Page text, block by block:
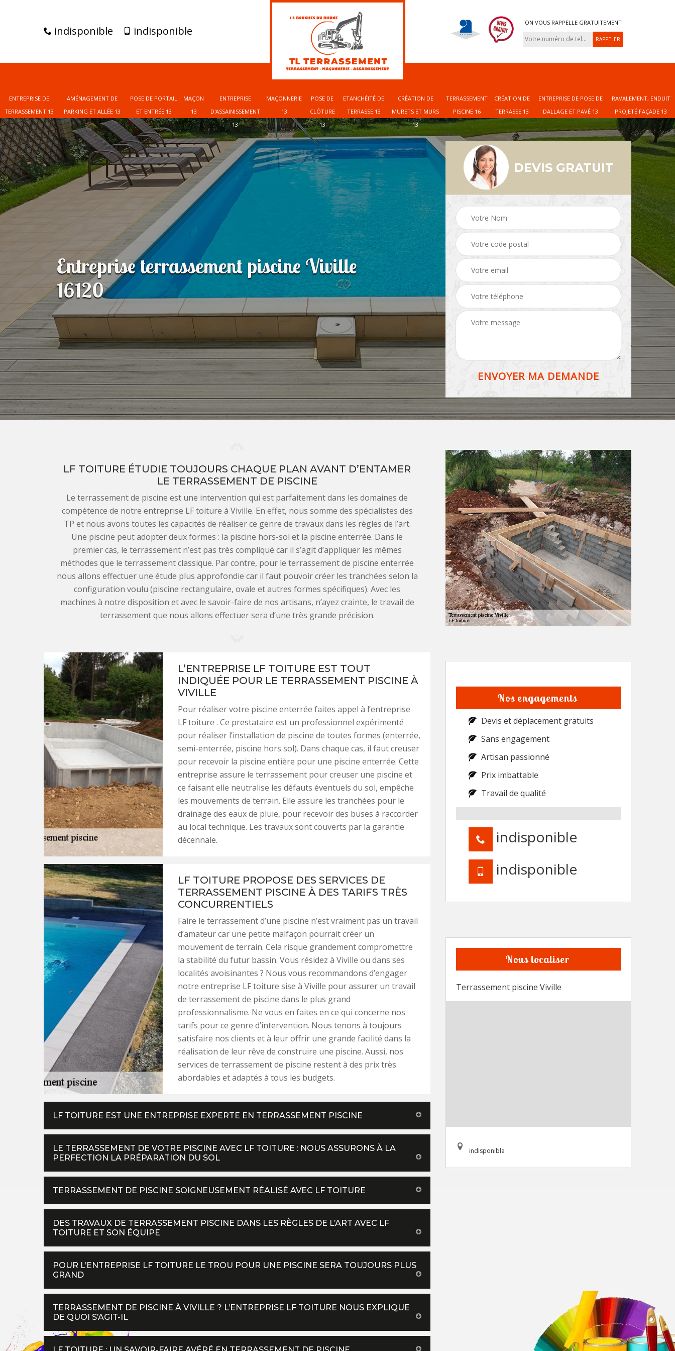
indisponible indisponible
ON VOUS RAPPELLE GRATUITEMENT
ENTREPRISE DE
TERRASSEMENT 13
AMÉNAGEMENT DE
PARKING ET ALLÉE 13
POSE DE PORTAIL
ET ENTRÉE 13
MAÇON
13
ENTREPRISE
D'ASSAINISSEMENT
13
MAÇONNERIE
13
POSE DE
CLÔTURE
13
ETANCHÉITÉ DE
TERRASSE 13
CRÉATION DE
MURETS ET MURS
13
TERRASSEMENT
PISCINE 16
CRÉATION DE
TERRASSE 13
ENTREPRISE DE POSE DE
DALLAGE ET PAVÉ 13
RAVALEMENT, ENDUIT
PROJETÉ FAÇADE 13
Entreprise terrassement piscine Viville
16120
DEVIS GRATUIT
LF TOITURE ÉTUDIE TOUJOURS CHAQUE PLAN AVANT D’ENTAMER
LE TERRASSEMENT DE PISCINE
Le terrassement de piscine est une intervention qui est parfaitement dans les domaines de
compétence de notre entreprise LF toiture à Viville. En effet, nous somme des spécialistes des
TP et nous avons toutes les capacités de réaliser ce genre de travaux dans les règles de l’art.
Une piscine peut adopter deux formes : la piscine hors-sol et la piscine enterrée. Dans le
premier cas, le terrassement n’est pas très compliqué car il s’agit d’appliquer les mêmes
méthodes que le terrassement classique. Par contre, pour le terrassement de piscine enterrée
nous allons effectuer une étude plus approfondie car il faut pouvoir créer les tranchées selon la
configuration voulu (piscine rectangulaire, ovale et autres formes spécifiques). Avec les
machines à notre disposition et avec le savoir-faire de nos artisans, n’ayez crainte, le travail de
terrassement que nous allons effectuer sera d’une très grande précision.
L’ENTREPRISE LF TOITURE EST TOUT
INDIQUÉE POUR LE TERRASSEMENT PISCINE À
VIVILLE
Pour réaliser votre piscine enterrée faites appel à l’entreprise
LF toiture . Ce prestataire est un professionnel expérimenté
pour réaliser l’installation de piscine de toutes formes (enterrée,
semi-enterrée, piscine hors sol). Dans chaque cas, il faut creuser
pour recevoir la piscine entière pour une piscine enterrée. Cette
entreprise assure le terrassement pour creuser une piscine et
ce faisant elle neutralise les défauts éventuels du sol, empêche
les mouvements de terrain. Elle assure les tranchées pour le
drainage des eaux de pluie, pour recevoir des buses à raccorder
au local technique. Les travaux sont couverts par la garantie
décennale.
LF TOITURE PROPOSE DES SERVICES DE
TERRASSEMENT PISCINE À DES TARIFS TRÈS
CONCURRENTIELS
Faire le terrassement d’une piscine n’est vraiment pas un travail
d’amateur car une petite malfaçon pourrait créer un
mouvement de terrain. Cela risque grandement compromettre
la stabilité du futur bassin. Vous résidez à Viville ou dans ses
localités avoisinantes ? Nous vous recommandons d’engager
notre entreprise LF toiture sise à Viville pour assurer un travail
de terrassement de piscine dans le plus grand
professionnalisme. Ne vous en faites en ce qui concerne nos
tarifs pour ce genre d’intervention. Nous tenons à toujours
satisfaire nos clients et à leur offrir une grande facilité dans la
réalisation de leur rêve de construire une piscine. Aussi, nos
services de terrassement de piscine restent à des prix très
abordables et adaptés à tous les budgets.
LF TOITURE EST UNE ENTREPRISE EXPERTE EN TERRASSEMENT PISCINE
LE TERRASSEMENT DE VOTRE PISCINE AVEC LF TOITURE : NOUS ASSURONS À LA
PERFECTION LA PRÉPARATION DU SOL
TERRASSEMENT DE PISCINE SOIGNEUSEMENT RÉALISÉ AVEC LF TOITURE
DES TRAVAUX DE TERRASSEMENT PISCINE DANS LES RÈGLES DE L’ART AVEC LF
TOITURE ET SON ÉQUIPE
POUR L’ENTREPRISE LF TOITURE LE TROU POUR UNE PISCINE SERA TOUJOURS PLUS
GRAND
TERRASSEMENT DE PISCINE À VIVILLE ? L’ENTREPRISE LF TOITURE NOUS EXPLIQUE
DE QUOI S’AGIT-IL
Nos engagements
Devis et déplacement gratuits
Sans engagement
Artisan passionné
Prix imbattable
Travail de qualité
indisponible
indisponible
Nous localiser
Terrassement piscine Viville
indisponible